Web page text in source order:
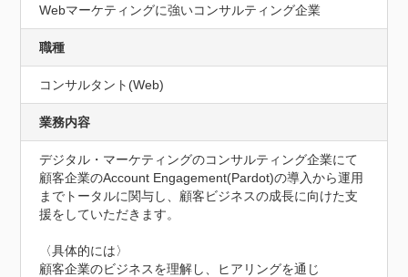
Webマーケティングに強いコンサルティング企業
職種
コンサルタント(Web)
業務内容
デジタル・マーケティングのコンサルティング企業にて
顧客企業のAccount Engagement(Pardot)の導入から運用
までトータルに関与し、顧客ビジネスの成長に向けた支
援をしていただきます。
〈具体的には〉
顧客企業のビジネスを理解し、ヒアリングを通じ